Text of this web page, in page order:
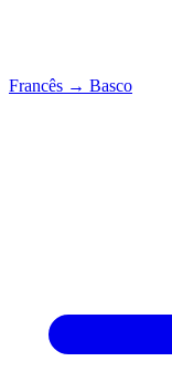
Francês → Basco